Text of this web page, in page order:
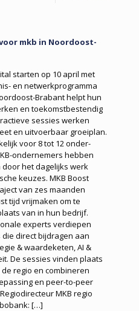
mkb in Noordoost-
starten op 10 april met
en netwerkprogramma
Brabant helpt hun
en toekomstbestendig
sessies werken
en uitvoerbaar groeiplan.
voor 8 tot 12 onder­
ondernemers hebben
het dagelijks werk
keuzes. MKB Boost
van zes maanden
tijd vrijmaken om te
van in hun bedrijf.
experts verdiepen
die direct bijdragen aan
& waardeketen, AI &
De sessies vinden plaats
regio en combineren
en peer-to-peer
MKB regio
[…]